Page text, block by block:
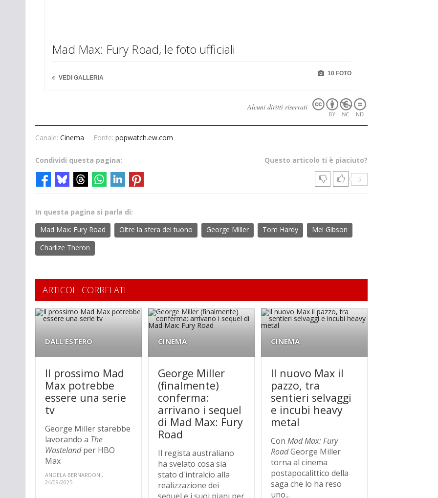
Mad Max: Fury Road, le foto ufficiali
VEDI GALLERIA
10 FOTO
Alcuni diritti riservati
Canale: Cinema Fonte: popwatch.ew.com
Questo articolo ti è piaciuto?
3
Condividi questa pagina:
In questa pagina si parla di:
Mad Max: Fury Road
Oltre la sfera del tuono George Miller Tom Hardy
Mel Gibson
Charlize Theron
ARTICOLI CORRELATI
DALL'ESTERO
Il prossimo Mad
Max potrebbe
essere una serie
tv
George Miller starebbe
lavorando a The
Wastelandper HBO
Max
ANGELA BERNARDONI,
24/09/2025
CINEMA
George Miller
(finalmente)
conferma:
arrivano i sequel
di Mad Max: Fury
Road
Il regista australiano
ha svelato cosa sia
stato d'intralcio alla
realizzazione dei
CINEMA
Il nuovo Max il
pazzo, tra
sentieri selvaggi
e incubi heavy
metal
ConMad Max: Fury
RoadGeorge Miller
torna al cinema
postapocalittico della
saga che lo ha reso
uno...